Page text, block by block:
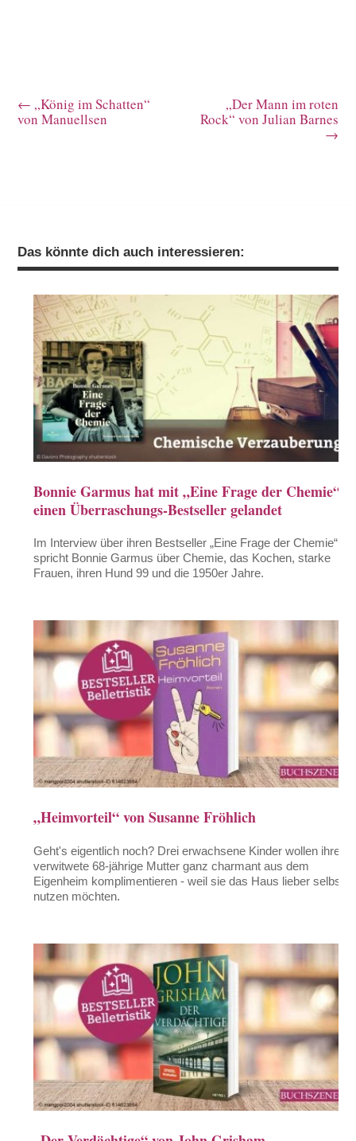
← „König im Schatten“
von Manuellsen
„Der Mann im roten
Rock“ von Julian Barnes
→
Das könnte dich auch interessieren:
Bonnie Garmus hat mit „Eine Frage der Chemie“
einen Überraschungs-Bestseller gelandet
Im Interview über ihren Bestseller „Eine Frage der Chemie“
spricht Bonnie Garmus über Chemie, das Kochen, starke
Frauen, ihren Hund 99 und die 1950er Jahre.
„Heimvorteil“ von Susanne Fröhlich
Geht's eigentlich noch? Drei erwachsene Kinder wollen ihre
verwitwete 68-jährige Mutter ganz charmant aus dem
Eigenheim komplimentieren - weil sie das Haus lieber selbst
nutzen möchten.